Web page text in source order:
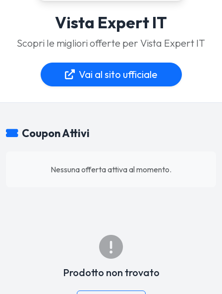
Vista Expert IT
Scopri le migliori offerte per Vista Expert IT
Vai al sito ufficiale
Coupon Attivi
Nessuna offerta attiva al momento.
Prodotto non trovato